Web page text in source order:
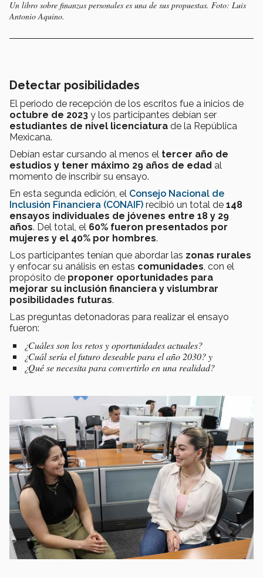
Un libro sobre finanzas personales es una de sus propuestas. Foto: Luis
Antonio Aquino.
Detectar posibilidades
El periodo de recepción de los escritos fue a inicios de
octubre de 2023 y los participantes debían ser
estudiantes de nivel licenciatura de la República
Mexicana.
Debían estar cursando al menos el tercer año de
estudios y tener máximo 29 años de edad al
momento de inscribir su ensayo.
En esta segunda edición, el Consejo Nacional de
Inclusión Financiera (CONAIF) recibió un total de 148
ensayos individuales de jóvenes entre 18 y 29
años. Del total, el 60% fueron presentados por
mujeres y el 40% por hombres.
Los participantes tenían que abordar las zonas rurales
y enfocar su análisis en estas comunidades, con el
propósito de proponer oportunidades para
mejorar su inclusión financiera y vislumbrar
posibilidades futuras.
Las preguntas detonadoras para realizar el ensayo
fueron:
¿Cuáles son los retos y oportunidades actuales?
¿Cuál sería el futuro deseable para el año 2030? y
¿Qué se necesita para convertirlo en una realidad?